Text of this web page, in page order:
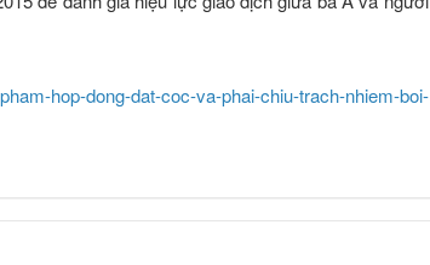
hop-dong-dat-coc-va-phai-chiu-trach-nhiem-boi-